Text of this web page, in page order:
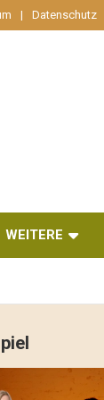
Datenschutz
WEITERE